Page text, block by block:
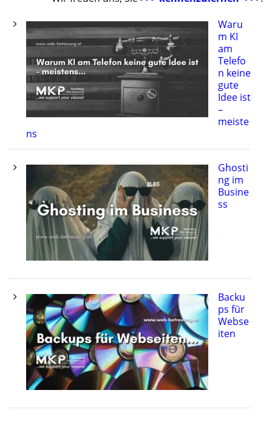
Waru
m KI
am
Telefo
n keine
gute
Idee ist
–
meiste
ns
Ghosti
ng im
Busine
ss
Backu
ps für
Webse
iten